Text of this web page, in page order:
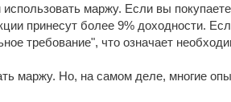
маржу. Если вы
принесут более 9% доходности.
требование", что означает
маржу. Но, на самом деле, многие